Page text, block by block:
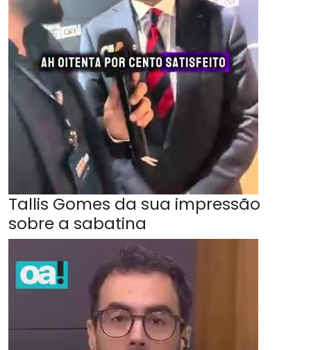
Tallis Gomes da sua impressão
sobre a sabatina